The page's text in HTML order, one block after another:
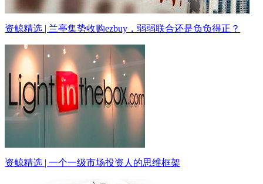
资鲸精选 | 兰亭集势收购ezbuy，弱弱联合还是负负得正？
资鲸精选 | 一个一级市场投资人的思维框架